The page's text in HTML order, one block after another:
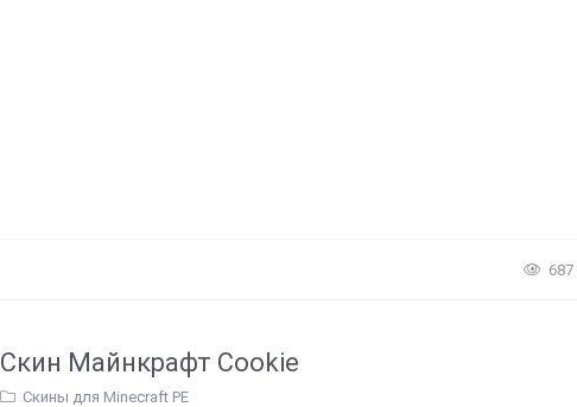
687
Скин Майнкрафт Cookie
Скины для Minecraft PE